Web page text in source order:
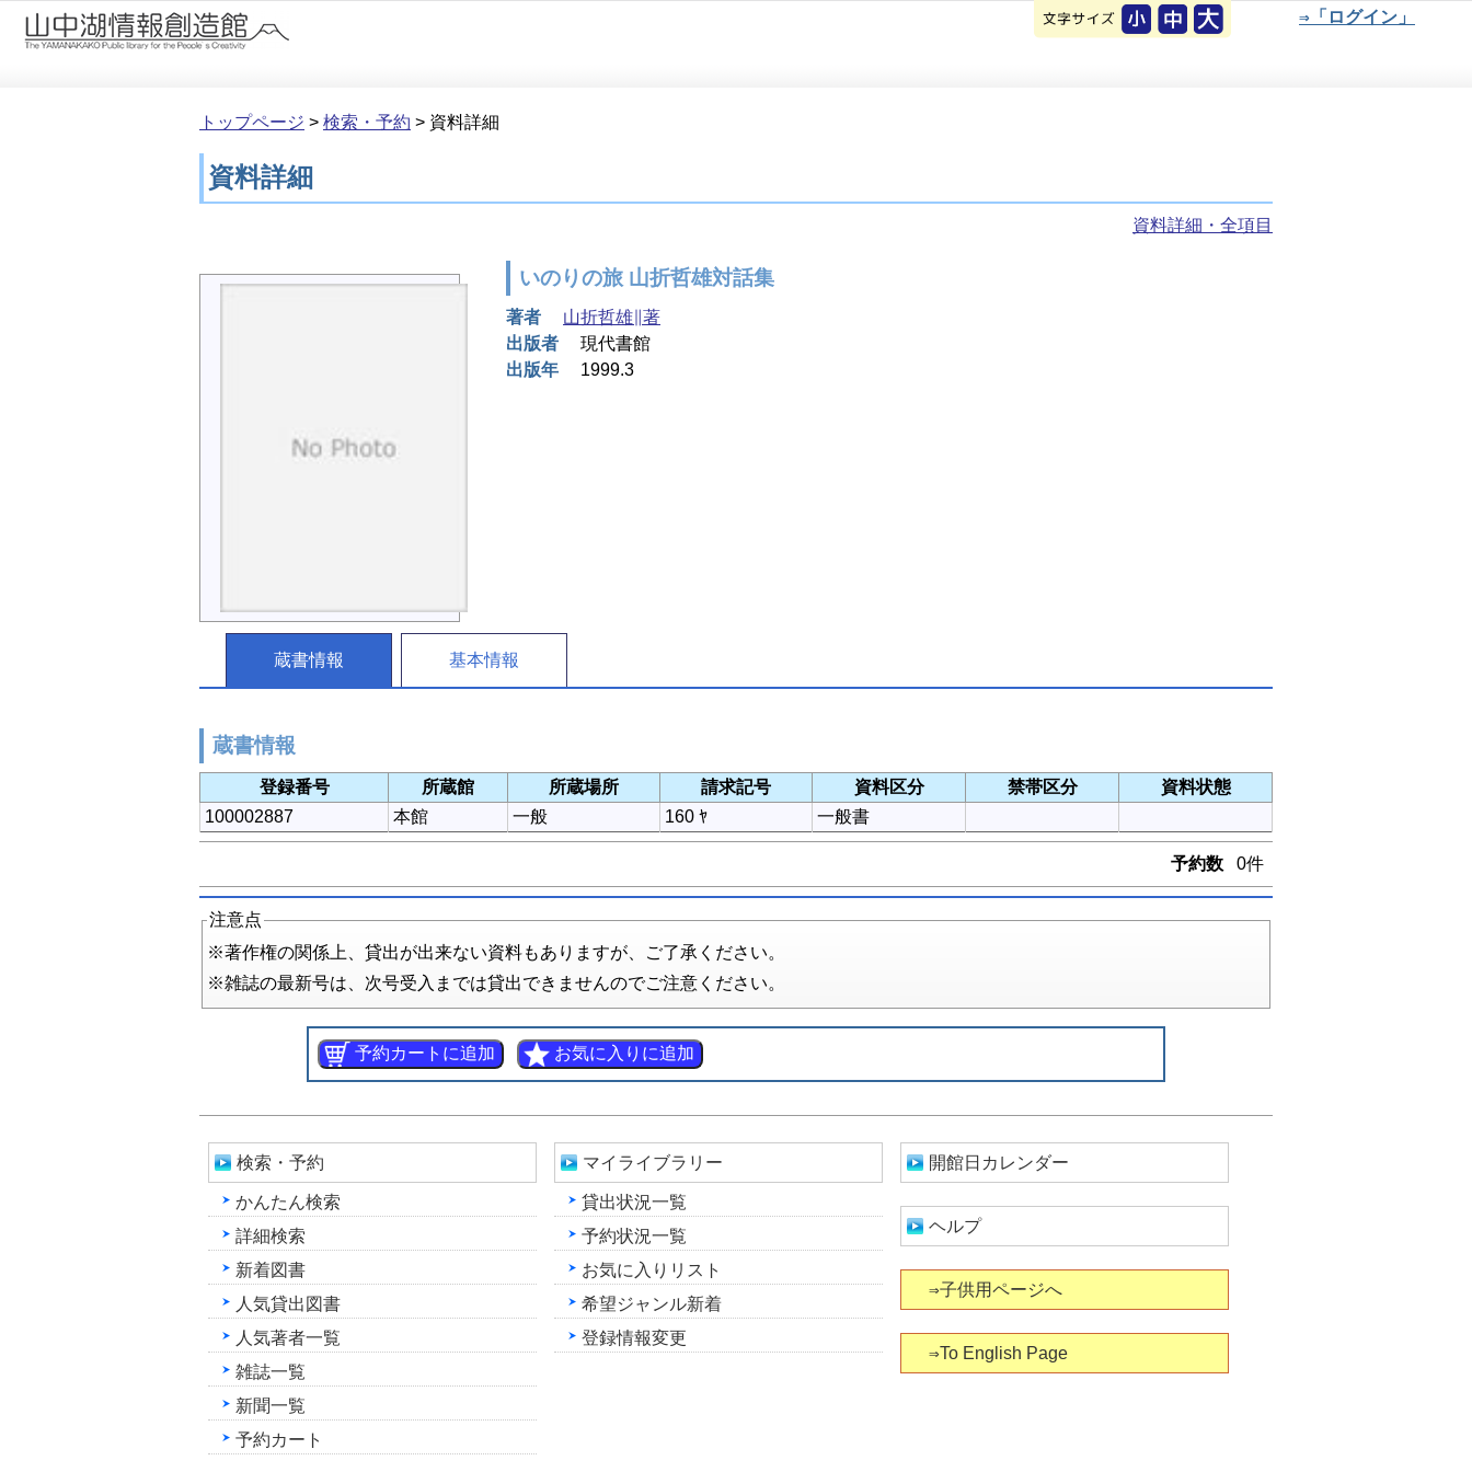
本文へ移動 ⇒「ログイン」
トップページ > 検索・予約 > 資料詳細
資料詳細
資料詳細・全項目
いのりの旅 山折哲雄対話集
著者
山折哲雄∥著
出版者
現代書館
出版年
1999.3
蔵書情報 基本情報
蔵書情報
登録番号 所蔵館 所蔵場所 請求記号 資料区分 禁帯区分
資料状態
100002887
本館 一般 160 ﾔ 一般書
予約数 0件
注意点
※著作権の関係上、貸出が出来ない資料もありますが、ご了承ください。
※雑誌の最新号は、次号受入までは貸出できませんのでご注意ください。
検索・予約
かんたん検索
詳細検索
新着図書
人気貸出図書
人気著者一覧
雑誌一覧
新聞一覧
予約カート
マイライブラリー
貸出状況一覧
予約状況一覧
お気に入りリスト
希望ジャンル新着
登録情報変更
開館日カレンダー
ヘルプ
⇒子供用ページへ
⇒To English Page